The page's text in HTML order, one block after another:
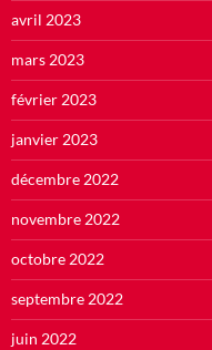
avril 2023
mars 2023
février 2023
janvier 2023
décembre 2022
novembre 2022
octobre 2022
septembre 2022
juin 2022